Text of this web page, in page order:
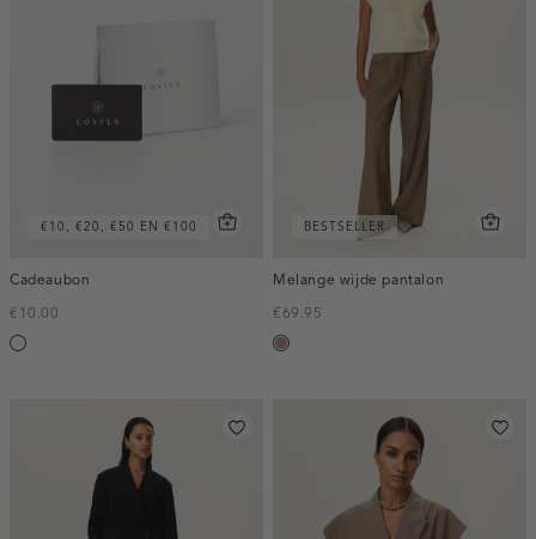
€10, €20, €50 EN €100
Cadeaubon
€10.00
Silver
BESTSELLER
Melange wijde pantalon
€69.95
taupe,